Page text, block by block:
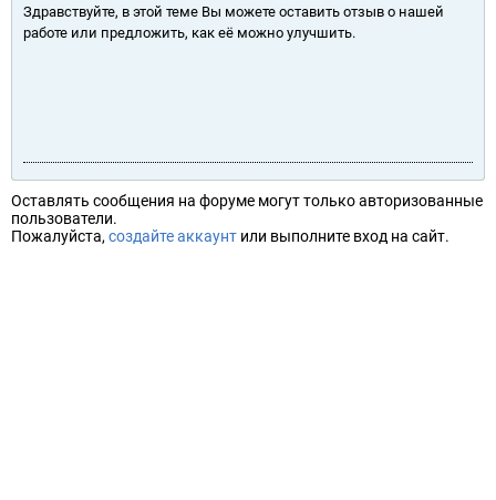
Здравствуйте, в этой теме Вы можете оставить отзыв о нашей
работе или предложить, как её можно улучшить.
Оставлять сообщения на форуме могут только авторизованные
пользователи.
Пожалуйста, создайте аккаунт или выполните вход на сайт.